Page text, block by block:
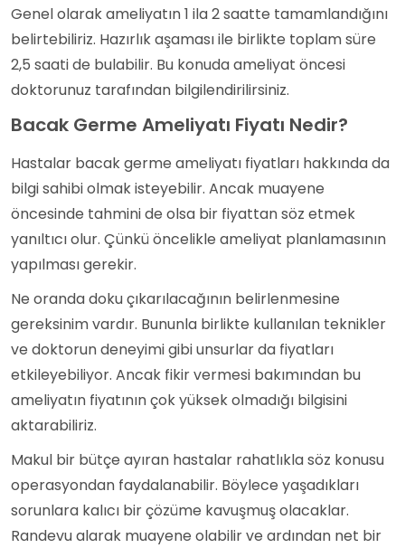
Genel olarak ameliyatın 1 ila 2 saatte tamamlandığını
belirtebiliriz. Hazırlık aşaması ile birlikte toplam süre
2,5 saati de bulabilir. Bu konuda ameliyat öncesi
doktorunuz tarafından bilgilendirilirsiniz.
Bacak Germe Ameliyatı Fiyatı Nedir?
Hastalar bacak germe ameliyatı fiyatları hakkında da
bilgi sahibi olmak isteyebilir. Ancak muayene
öncesinde tahmini de olsa bir fiyattan söz etmek
yanıltıcı olur. Çünkü öncelikle ameliyat planlamasının
yapılması gerekir.
Ne oranda doku çıkarılacağının belirlenmesine
gereksinim vardır. Bununla birlikte kullanılan teknikler
ve doktorun deneyimi gibi unsurlar da fiyatları
etkileyebiliyor. Ancak fikir vermesi bakımından bu
ameliyatın fiyatının çok yüksek olmadığı bilgisini
aktarabiliriz.
Makul bir bütçe ayıran hastalar rahatlıkla söz konusu
operasyondan faydalanabilir. Böylece yaşadıkları
sorunlara kalıcı bir çözüme kavuşmuş olacaklar.
Randevu alarak muayene olabilir ve ardından net bir